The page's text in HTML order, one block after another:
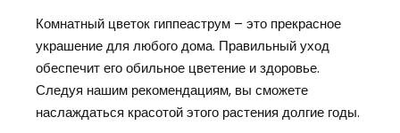
Комнатный цветок гиппеаструм – это прекрасное
украшение для любого дома. Правильный уход
обеспечит его обильное цветение и здоровье.
Следуя нашим рекомендациям, вы сможете
наслаждаться красотой этого растения долгие годы.